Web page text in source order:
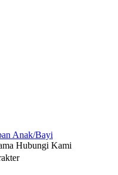
Anak/Bayi
Hubungi Kami